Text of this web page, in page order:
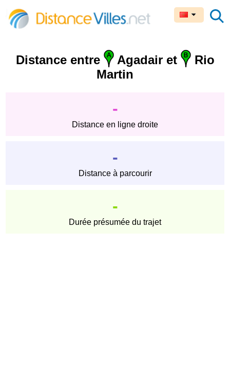
Distance entre Agadair et
Rio
Martin
-
Distance en ligne droite
-
Distance à parcourir
-
Durée présumée du trajet